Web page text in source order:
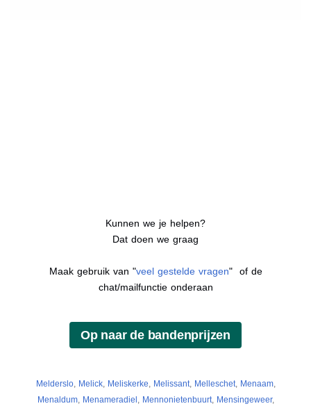
Kunnen we je helpen?
Dat doen we graag
Maak gebruik van "veel gestelde vragen" of de
chat/mailfunctie onderaan
Melderslo, Melick, Meliskerke Melissant, Melleschet, Menaam,
Menaldum, Menameradiel Mennonietenbuurt, Mensingeweer,